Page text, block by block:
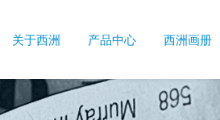
关于西洲 产品中心 西洲画册